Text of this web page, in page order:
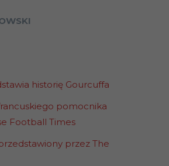
historię Gourcuffa
pomocnika
Football Times
przez The